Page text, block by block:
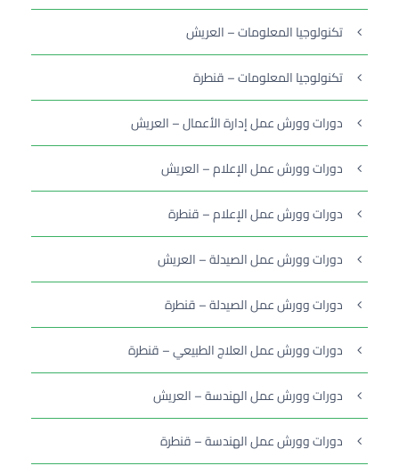
تكنولوجيا المعلومات – العريش
تكنولوجيا المعلومات – قنطرة
دورات وورش عمل إدارة الأعمال – العريش
دورات وورش عمل الإعلام – العريش
دورات وورش عمل الإعلام – قنطرة
دورات وورش عمل الصيدلة – العريش
دورات وورش عمل الصيدلة – قنطرة
دورات وورش عمل العلاج الطبيعي – قنطرة
دورات وورش عمل الهندسة – العريش
دورات وورش عمل الهندسة – قنطرة